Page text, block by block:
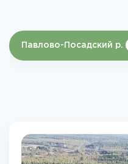
Павлово-Посадский р.